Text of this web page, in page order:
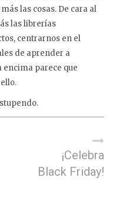
las cosas. De cara al
las librerías
centrarnos en el
de aprender a
encima parece que
¡Celebra
Black Friday!